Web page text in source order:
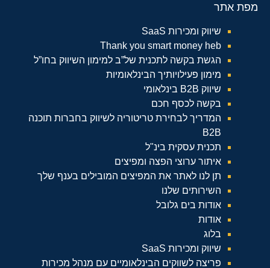
מפת אתר
שיווק ומכירות SaaS
Thank you smart money heb
הגשת בקשה לתכנית של”ב למימון השיווק בחו”ל
מימון פעילויותיך הבינלאומיות
שיווק B2B בינלאומי
בקשה לכסף חכם
המדריך לבחירת טריטוריה לשיווק בחברות תוכנה
B2B
תכנית עסקית בינ"ל
איתור ערוצי הפצה ומפיצים
תן לנו לאתר את המפיצים המובילים בענף שלך
השירותים שלנו
אודות בים גלובל
אודות
בלוג
שיווק ומכירות SaaS
פריצה לשווקים הבינלאומיים עם מנהל מכירות